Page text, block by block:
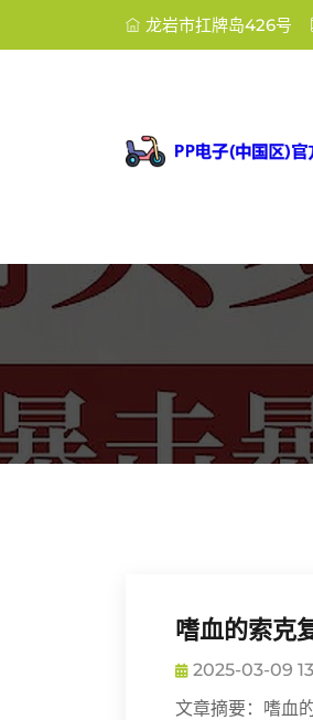
龙岩市扛牌岛426号
嗜血的索克
2025-03-09
文章摘要：嗜血